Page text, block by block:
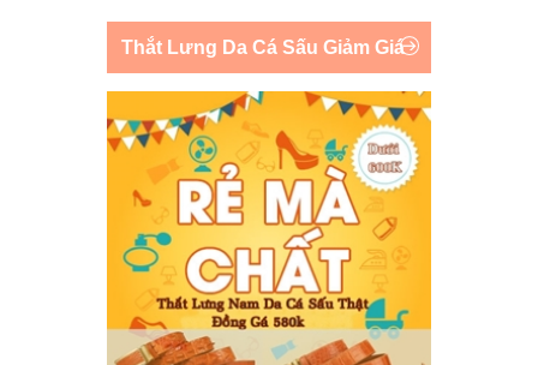
Thắt Lưng Da Cá Sấu Giảm Giá